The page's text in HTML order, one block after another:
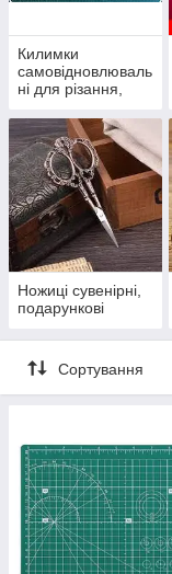
Килимки
самовідновлюваль
ні для різання,
Ножиці сувенірні,
подарункові
Сортування